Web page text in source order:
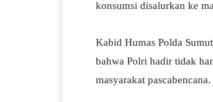
konsumsi disalurkan ke
Kabid Humas Polda
bahwa Polri hadir tidak
masyarakat pascabencana.